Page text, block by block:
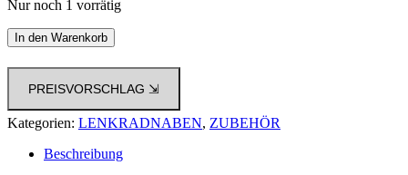
Nur noch 1 vorrätig
1980s
Nabenabdeckung
f.
Lenkrad
Menge
In den Warenkorb
PREISVORSCHLAG ⇲
Kategorien: LENKRADNABEN, ZUBEHÖR
Beschreibung